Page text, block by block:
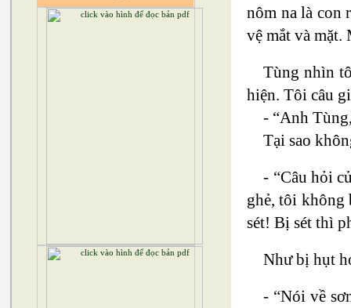
nôm na là con
vệ mắt và mặt.
Tùng nhìn
hiện. Tôi câu
- “Anh
Tại sao
- “Câu hỏi
ghẻ, tôi không
sét! Bị sét thì
Như bị hụt
- “Nói về